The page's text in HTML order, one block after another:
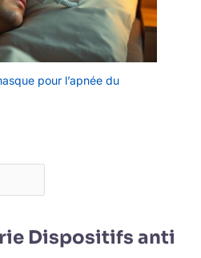
pour l’apnée du
Dispositifs anti